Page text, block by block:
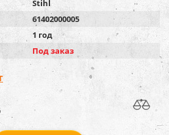
Stihl
61402000005
1 год
Под заказ